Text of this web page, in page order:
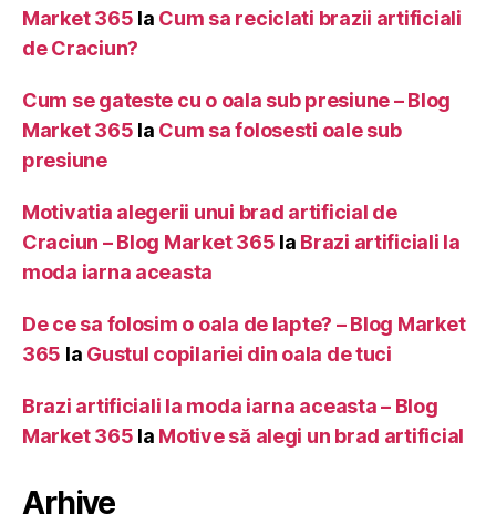
Market 365 la Cum sa reciclati brazii artificiali
de Craciun?
Cum se gateste cu o oala sub presiune – Blog
Market 365 la Cum sa folosesti oale sub
presiune
Motivatia alegerii unui brad artificial de
Craciun – Blog Market 365 la Brazi artificiali la
moda iarna aceasta
De ce sa folosim o oala de lapte? – Blog Market
365 la Gustul copilariei din oala de tuci
Brazi artificiali la moda iarna aceasta – Blog
Market 365 la Motive să alegi un brad artificial
Arhive